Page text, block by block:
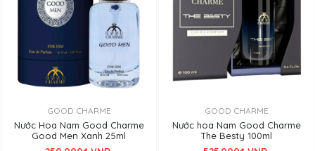
GOOD CHARME
Nước Hoa Nam Good Charme
Good Men Xanh 25ml
GOOD CHARME
Nước hoa Nam Good Charme
The Besty 100ml